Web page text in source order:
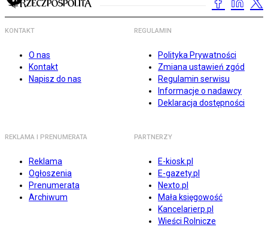
KONTAKT
O nas
Kontakt
Napisz do nas
REGULAMIN
Polityka Prywatności
Zmiana ustawień zgód
Regulamin serwisu
Informacje o nadawcy
Deklaracja dostępności
REKLAMA I PRENUMERATA
Reklama
Ogłoszenia
Prenumerata
Archiwum
PARTNERZY
E-kiosk.pl
E-gazety.pl
Nexto.pl
Mała księgowość
Kancelarierp.pl
Wieści Rolnicze